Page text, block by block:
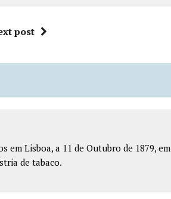
post
em Lisboa, a 11 de Outubro de 1879, em
de tabaco.